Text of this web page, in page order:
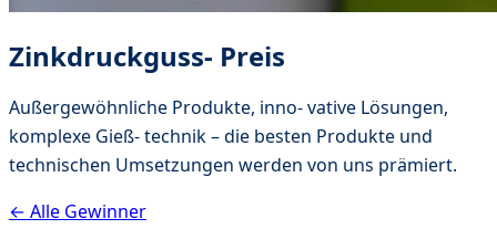
Zinkdruckguss- Preis
Außergewöhnliche Produkte, inno- vative Lösungen,
komplexe Gieß- technik – die besten Produkte und
technischen Umsetzungen werden von uns prämiert.
← Alle Gewinner